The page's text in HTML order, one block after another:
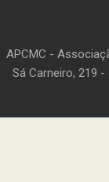
APCMC -
Sá Carneiro, 219